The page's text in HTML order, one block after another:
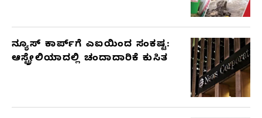
ನ್ಯೂಸ್ ಕಾರ್ಪ್‌ಗೆ ಎಐಯಿಂದ ಸಂಕಷ್ಟ:
ಆಸ್ಟ್ರೇಲಿಯಾದಲ್ಲಿ ಚಂದಾದಾರಿಕೆ ಕುಸಿತ